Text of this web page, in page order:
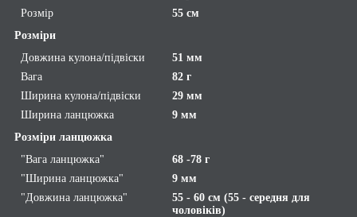
Розмір
55 см
Розміри
Довжина кулона/підвіски
51 мм
Вага
82 г
Ширина кулона/підвіски
29 мм
Ширина ланцюжка
9 мм
Розміри ланцюжка
"Вага ланцюжка"
68 -78 г
"Ширина ланцюжка"
9 мм
"Довжина ланцюжка"
55 - 60 см (55 - середня для
чоловіків)